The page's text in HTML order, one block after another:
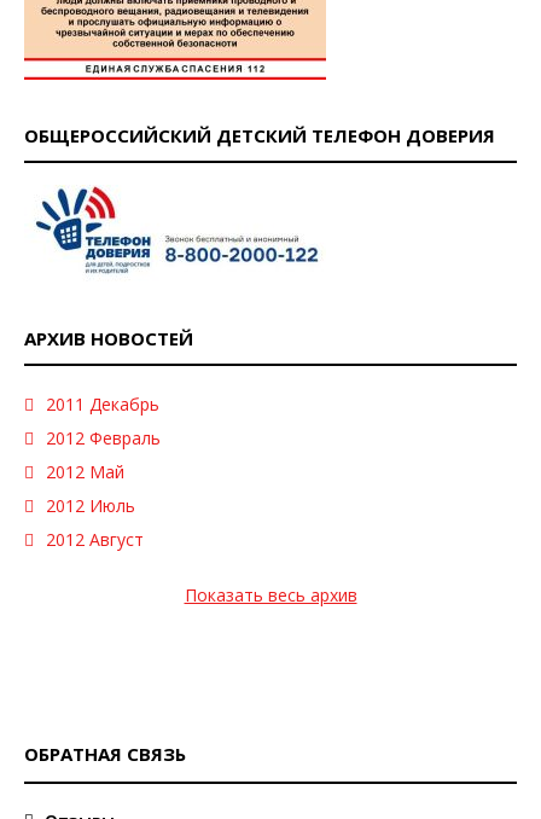
ОБЩЕРОССИЙСКИЙ ДЕТСКИЙ ТЕЛЕФОН ДОВЕРИЯ
АРХИВ НОВОСТЕЙ
2011 Декабрь
2012 Февраль
2012 Май
2012 Июль
2012 Август
Показать весь архив
ОБРАТНАЯ СВЯЗЬ